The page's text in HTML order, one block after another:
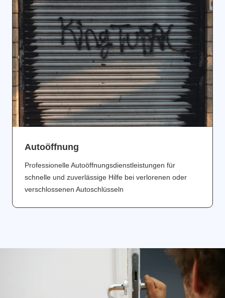
Аutoöffnung
Professionelle Autoöffnungsdienstleistungen für
schnelle und zuverlässige Hilfe bei verlorenen oder
verschlossenen Autoschlüsseln